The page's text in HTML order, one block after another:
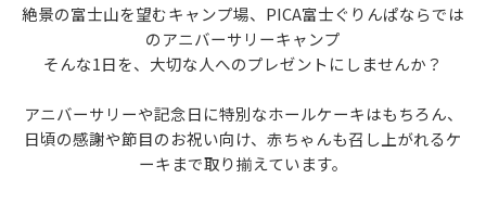
絶景の富士山を望むキャンプ場、PICA富士ぐりんぱならでは
のアニバーサリーキャンプ
そんな1日を、大切な人へのプレゼントにしませんか？
アニバーサリーや記念日に特別なホールケーキはもちろん、
日頃の感謝や節目のお祝い向け、赤ちゃんも召し上がれるケ
ーキまで取り揃えています。